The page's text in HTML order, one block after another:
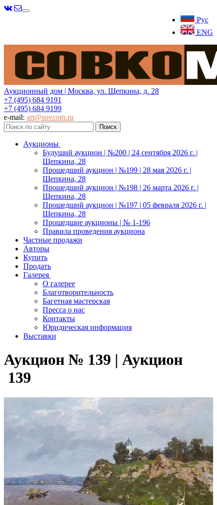
Рус
ENG
Меню
Аукционный дом | Москва, ул. Щепкина, д. 28
+7 (495) 684 9191
+7 (495) 684 9199
e-mail: art@sovcom.ru
Аукционы
Будущий аукцион | №200 | 24 сентября 2026 г. |
Щепкина, 28
Прошедший аукцион | №199 | 28 мая 2026 г. |
Щепкина, 28
Прошедший аукцион | №198 | 26 марта 2026 г. |
Щепкина, 28
Прошедший аукцион | №197 | 05 февраля 2026 г. |
Щепкина, 28
Прошедшие аукционы | № 1-196
Правила проведения аукциона
Частные продажи
Авторы
Купить
Продать
Галерея
О галерее
Благотворительность
Багетная мастерская
Пресса о нас
Контакты
Юридическая информация
Выставки
Аукцион № 139 | Аукцион
139